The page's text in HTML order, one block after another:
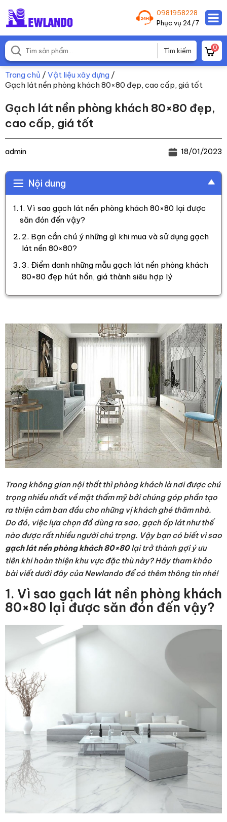
0981958228
Phục vụ 24/7
0
Trang chủ / Vật liệu xây dựng /
Gạch lát nền phòng khách 80×80 đẹp, cao cấp, giá tốt
Gạch lát nền phòng khách 80×80 đẹp,
cao cấp, giá tốt
admin 18/01/2023
Nội dung
1. Vì sao gạch lát nền phòng khách 80×80 lại được
săn đón đến vậy?
2. Bạn cần chú ý những gì khi mua và sử dụng gạch
lát nền 80×80?
3. Điểm danh những mẫu gạch lát nền phòng khách
80×80 đẹp hút hồn, giá thành siêu hợp lý
Trong không gian nội thất thì phòng khách là nơi được chú
trọng nhiều nhất về mặt thẩm mỹ bởi chúng góp phần tạo
ra thiện cảm ban đầu cho những vị khách ghé thăm nhà.
Do đó, việc lựa chọn đồ dùng ra sao, gạch ốp lát như thế
nào được rất nhiều người chú trọng. Vậy bạn có biết vì sao
gạch lát nền phòng khách 80×80lại trở thành gợi ý ưu
tiên khi hoàn thiện khu vực đặc thù này? Hãy tham khảo
bài viết dưới đây của Newlando để có thêm thông tin nhé!
1. Vì sao gạch lát nền phòng khách
80×80 lại được săn đón đến vậy?